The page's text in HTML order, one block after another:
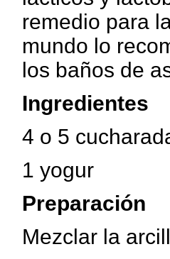
remedio para
mundo lo
los baños de
Ingredientes
4 o 5
1 yogur
Preparación
Mezclar la